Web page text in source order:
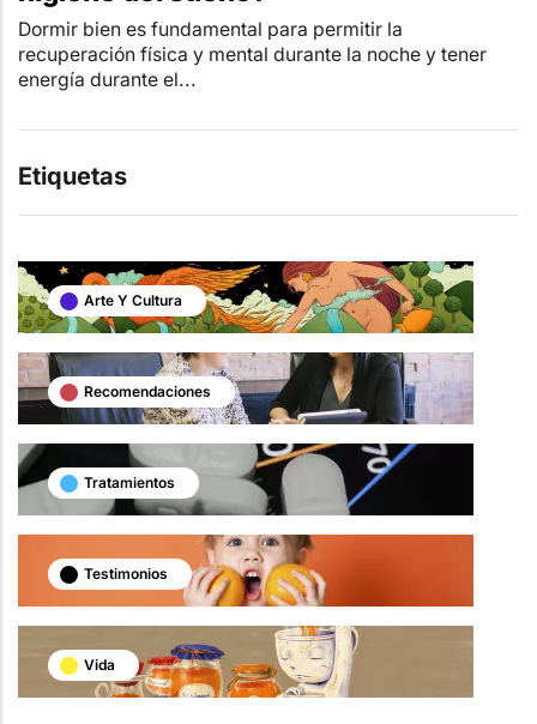
Dormir bien es fundamental para permitir la
recuperación física y mental durante la noche y tener
energía durante el...
Etiquetas
Arte Y Cultura
Recomendaciones
Tratamientos
Testimonios
Vida